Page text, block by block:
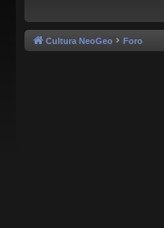
Cultura NeoGeo Foro